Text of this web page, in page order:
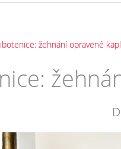
žehnání opravené